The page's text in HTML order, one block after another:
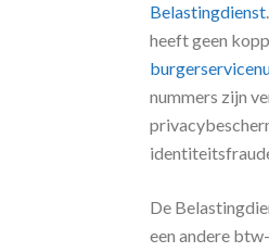
Belastingdienst
heeft geen
nummers zijn
De
een andere